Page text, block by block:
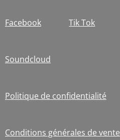
Facebook Tik Tok
Soundcloud
Politique de confidentialité
Conditions générales de vente